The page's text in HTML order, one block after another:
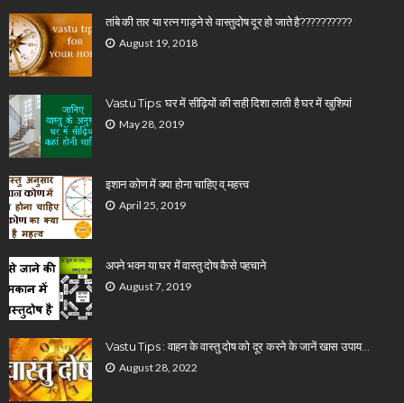
तांबे की तार या रत्न गाड़ने से वास्तुदोष दूर हो जाते है??????????
August 19, 2018
Vastu Tips: घर में सीढ़ियों की सही दिशा लाती है घर में खुशियां
May 28, 2019
इशान कोण में क्या होना चाहिए व् महत्त्व
April 25, 2019
अपने भवन या घर में वास्तु दोष कैसे पहचाने
August 7, 2019
Vastu Tips : वाहन के वास्तु दोष को दूर करने के जानें खास उपाय…
August 28, 2022